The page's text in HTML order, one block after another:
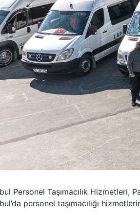
Personel Taşımacılık
personel taşımacılığı